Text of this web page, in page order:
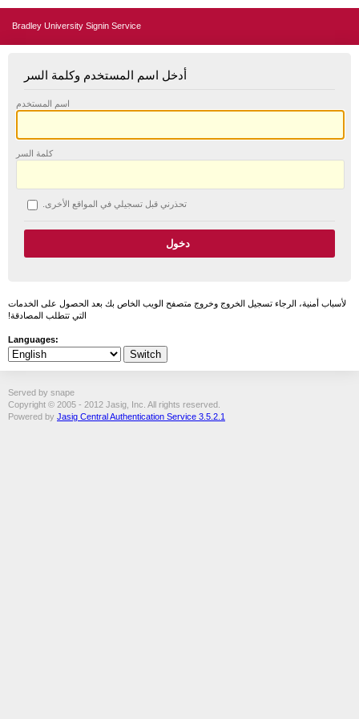
Bradley University Signin Service
أدخل اسم المستخدم وكلمة السر
اسم المستخدم
كلمة السر
تحذرني قبل تسجيلي في المواقع الأخرى.
لأسباب أمنية، الرجاء تسجيل الخروج وخروج متصفح الويب الخاص بك بعد الحصول على الخدمات
التي تتطلب المصادقة!
Languages:
Served by snape
Copyright © 2005 - 2012 Jasig, Inc. All rights reserved.
Powered by Jasig Central Authentication Service 3.5.2.1